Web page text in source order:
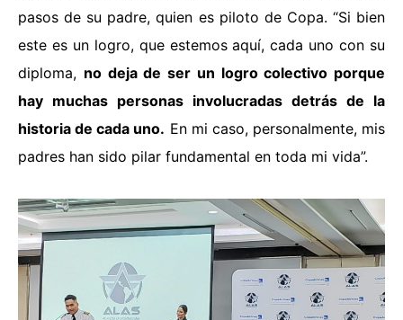
pasos de su padre, quien es piloto de Copa. “Si bien
este es un logro, que estemos aquí, cada uno con su
diploma, no deja de ser un logro colectivo porque
hay muchas personas involucradas detrás de la
historia de cada uno. En mi caso, personalmente, mis
padres han sido pilar fundamental en toda mi vida”.